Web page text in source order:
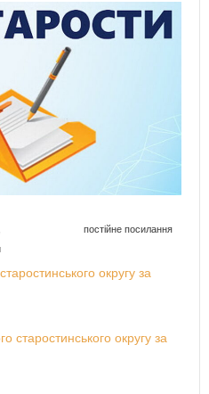
постійне посилання
округу за
старостинського округу за